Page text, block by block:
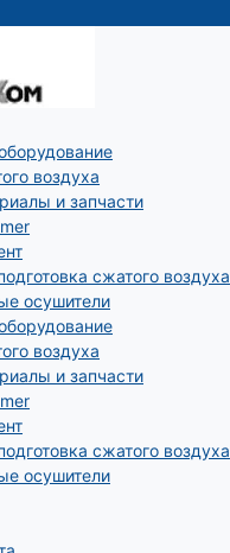
воздуха
и запчасти
сжатого воздуха
осушители
воздуха
и запчасти
сжатого воздуха
осушители